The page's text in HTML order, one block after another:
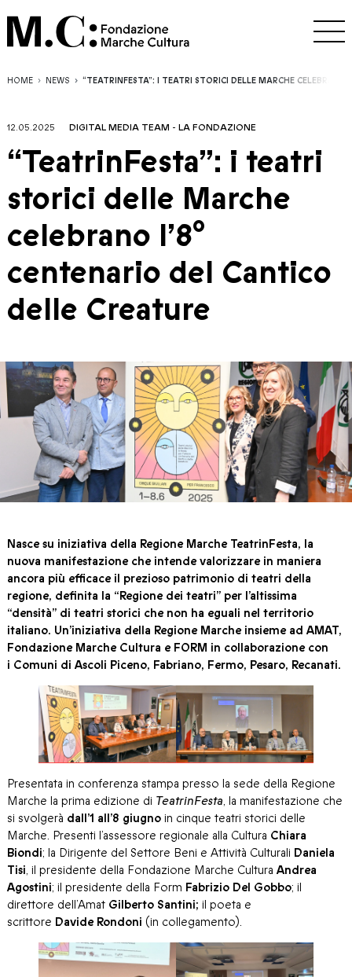
HOME NEWS “TEATRINFESTA”: I TEATRI STORICI DELLE MARCHE
12.05.2025 DIGITAL MEDIA TEAM - LA FONDAZIONE
“TeatrinFesta”: i teatri
storici delle Marche
celebrano l’8°
centenario del Cantico
delle Creature
Nasce su iniziativa della Regione Marche TeatrinFesta, la
nuova manifestazione che intende valorizzare in maniera
ancora più efficace il prezioso patrimonio di teatri della
regione, definita la “Regione dei teatri” per l’altissima
“densità” di teatri storici che non ha eguali nel territorio
italiano. Un’iniziativa della Regione Marche insieme ad AMAT,
Fondazione Marche Cultura e FORM in collaborazione con
i Comuni di Ascoli Piceno, Fabriano, Fermo, Pesaro, Recanati.
Presentata in conferenza stampa presso la sede della Regione
Marche la prima edizione di TeatrinFesta, la manifestazione che
si svolgerà dall’1 all’8 giugno in cinque teatri storici delle
Marche. Presenti l’assessore regionale alla Cultura Chiara
Biondi; la Dirigente del Settore Beni e Attività Culturali Daniela
Tisi, il presidente della Fondazione Marche Cultura Andrea
Agostini; il presidente della Form Fabrizio Del Gobbo; il
direttore dell’Amat Gilberto Santini; il poeta e
scrittore Davide Rondoni (in collegamento).